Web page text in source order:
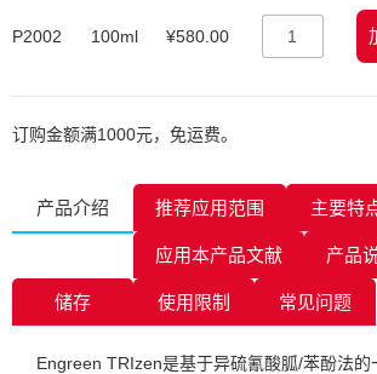
P2002 100ml ¥580.00
订购金额满1000元，免运费。
产品介绍 推荐应用范围 主要特
应用本产品文献 产品
储存 使用限制 常见问题
Engreen TRIzen是基于异硫氰酸胍/苯酚法的